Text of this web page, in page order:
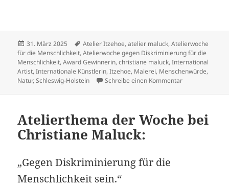
Veröffentlicht
am
31. März 2025 Schlagwörter
Atelier Itzehoe,atelier maluck,Atelierwoche
für die Menschlichkeit,Atelierwoche gegen Diskriminierung für die
Menschlichkeit,Award Gewinnerin,christiane maluck,International
Artist,Internationale Künstlerin,Itzehoe, Malerei, Menschenwürde,
Natur,Schleswig-Holstein Schreibe einen Kommentarzu Meine
Atelierthema der Woche bei
Christiane Maluck:
„Gegen Diskriminierung für die
Menschlichkeit sein.“